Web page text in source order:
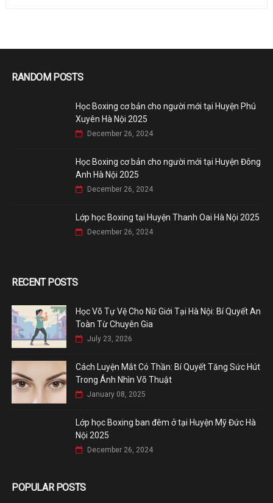
RANDOM POSTS
Học Boxing cơ bản cho người mới tại Huyện Phú
Xuyên Hà Nội 2025
December 26, 2024
Học Boxing cơ bản cho người mới tại Huyện Đông
Anh Hà Nội 2025
December 26, 2024
Lớp học Boxing tại Huyện Thanh Oai Hà Nội 2025
December 26, 2024
RECENT POSTS
Học Võ Tự Vệ Cho Nữ Giới Tại Hà Nội: Bí Quyết An
Toàn Từ Chuyên Gia
July 23, 2026
Cách Luyện Mắt Có Thần: Bí Quyết Tăng Sức Hút
Trong Ánh Nhìn Võ Thuật
January 08, 2025
Lớp học Boxing ban đêm ở tại Huyện Mỹ Đức Hà
Nội 2025
December 26, 2024
POPULAR POSTS